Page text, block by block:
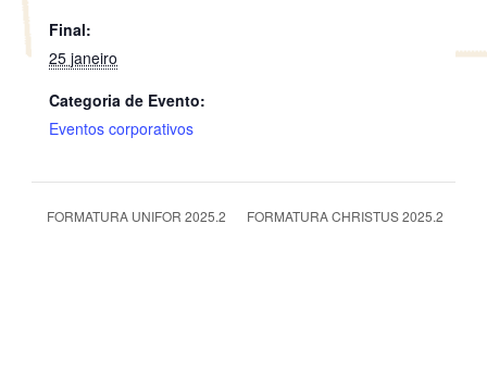
Final:
25 janeiro
Categoria de Evento:
Eventos corporativos
FORMATURA UNIFOR 2025.2 FORMATURA CHRISTUS 2025.2